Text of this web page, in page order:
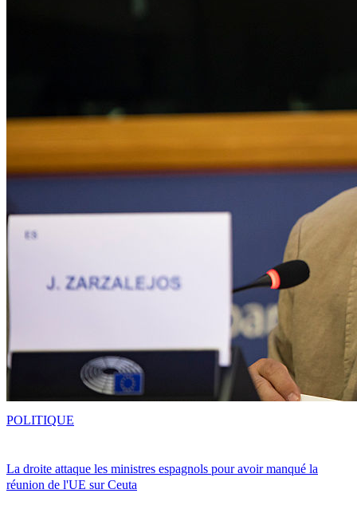
La droite attaque les ministres espagnols pour avoir manqué la
réunion de l'UE sur Ceuta
POLITIQUE